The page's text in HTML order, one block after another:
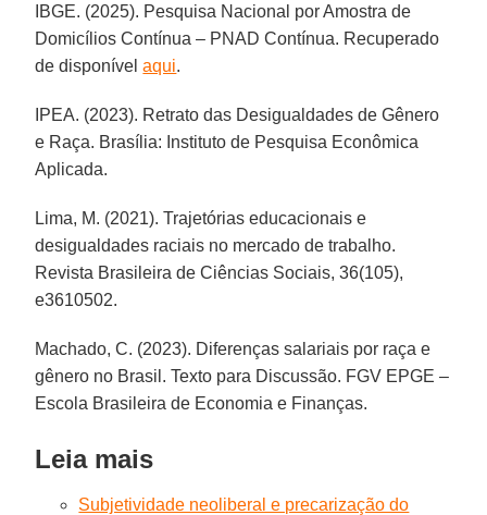
IBGE. (2025). Pesquisa Nacional por Amostra de
Domicílios Contínua – PNAD Contínua. Recuperado
de disponívelaqui.
IPEA. (2023). Retrato das Desigualdades de Gênero
e Raça. Brasília: Instituto de Pesquisa Econômica
Aplicada.
Lima, M. (2021). Trajetórias educacionais e
desigualdades raciais no mercado de trabalho.
Revista Brasileira de Ciências Sociais, 36(105),
e3610502.
Machado, C. (2023). Diferenças salariais por raça e
gênero no Brasil. Texto para Discussão. FGV EPGE –
Escola Brasileira de Economia e Finanças.
Leia mais
Subjetividade neoliberal e precarização do